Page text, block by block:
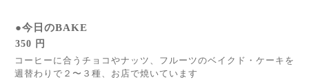
●今日のBAKE
350 円
コーヒーに合うチョコやナッツ、フルーツのベイクド・ケーキを
週替わりで２〜３種、お店で焼いています